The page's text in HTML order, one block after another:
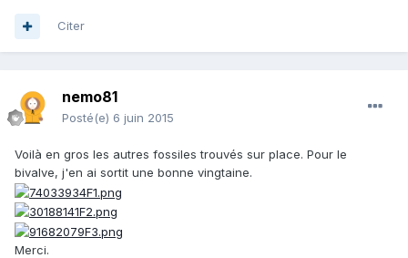
Citer
nemo81
Posté(e) 6 juin 2015
Voilà en gros les autres fossiles trouvés sur place. Pour le
bivalve, j'en ai sortit une bonne vingtaine.
Merci.